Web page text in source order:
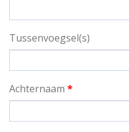
Tussenvoegsel(s)
Achternaam *